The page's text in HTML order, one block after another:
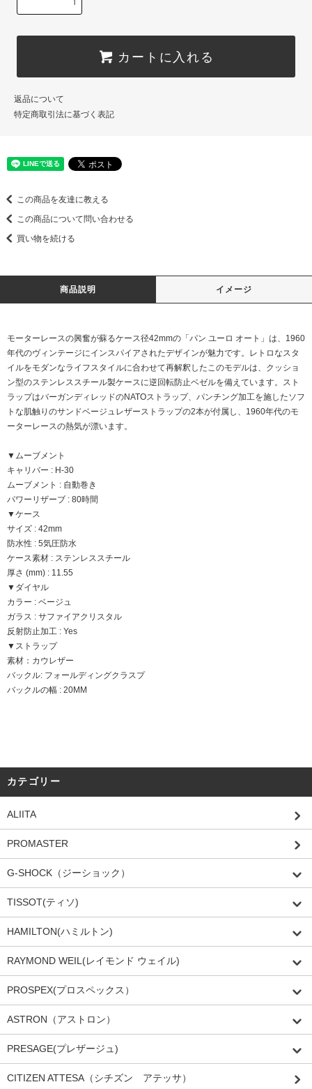
カートに入れる
返品について
特定商取引法に基づく表記
この商品を友達に教える
この商品について問い合わせる
買い物を続ける
商品説明 イメージ
モーターレースの興奮が蘇るケース径42mmの「パン ユーロ オート」は、1960
年代のヴィンテージにインスパイアされたデザインが魅力です。レトロなスタ
イルをモダンなライフスタイルに合わせて再解釈したこのモデルは、クッショ
ン型のステンレススチール製ケースに逆回転防止ベゼルを備えています。スト
ラップはバーガンディレッドのNATOストラップ、パンチング加工を施したソフ
トな肌触りのサンドベージュレザーストラップの2本が付属し、1960年代のモ
ーターレースの熱気が漂います。
▼ムーブメント
キャリバー : H-30
ムーブメント : 自動巻き
パワーリザーブ : 80時間
▼ケース
サイズ : 42mm
防水性 : 5気圧防水
ケース素材 : ステンレススチール
厚さ (mm) : 11.55
▼ダイヤル
カラー : ベージュ
ガラス : サファイアクリスタル
反射防止加工 : Yes
▼ストラップ
素材：カウレザー
バックル: フォールディングクラスプ
バックルの幅 : 20MM
カテゴリー
ALIITA
PROMASTER
G-SHOCK（ジーショック）
TISSOT(ティソ)
HAMILTON(ハミルトン)
RAYMOND WEIL(レイモンド ウェイル)
PROSPEX(プロスペックス）
ASTRON（アストロン）
PRESAGE(プレザージュ)
CITIZEN ATTESA（シチズン アテッサ）